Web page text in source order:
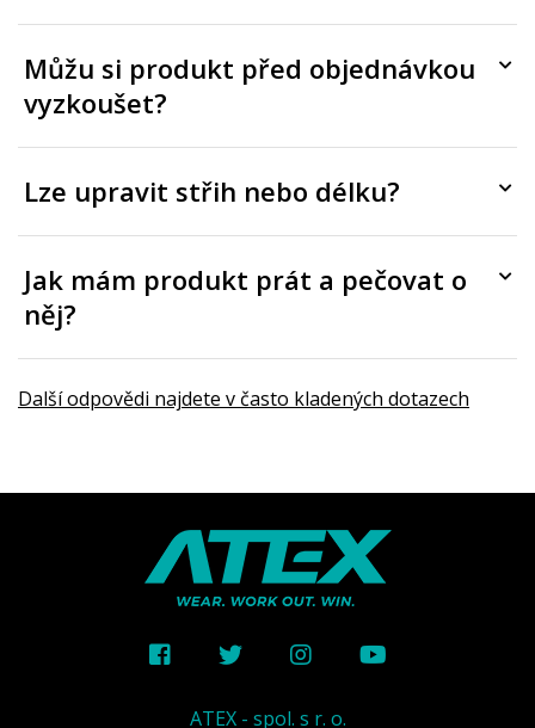
Můžu si produkt před objednávkou
vyzkoušet?
Lze upravit střih nebo délku?
Jak mám produkt prát a pečovat o
něj?
Další odpovědi najdete v často kladených dotazech
ATEX - spol. s r. o.